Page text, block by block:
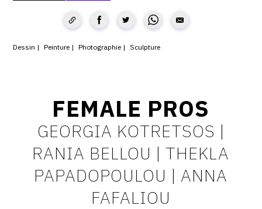
CONTACT
CGU
SUIVEZ-NOUS
FACEBOOK
Dessin Peinture Photographie Sculpture
FEMALE PROS
GEORGIA KOTRETSOS |
RANIA BELLOU | THEKLA
PAPADOPOULOU | ANNA
FAFALIOU